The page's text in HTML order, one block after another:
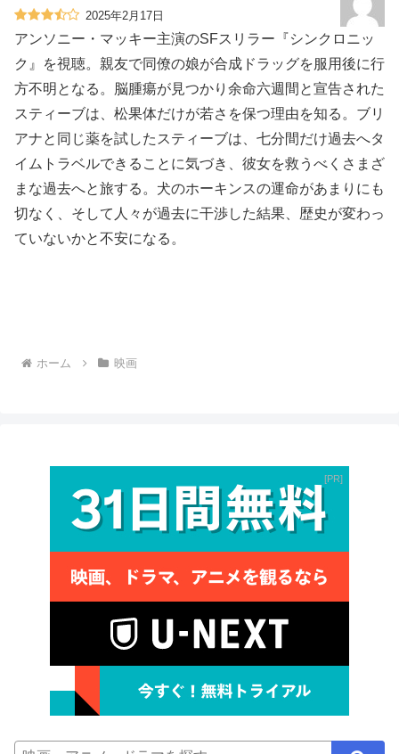
2025年2月17日
アンソニー・マッキー主演のSFスリラー『シンクロニッ
ク』を視聴。親友で同僚の娘が合成ドラッグを服用後に行
方不明となる。脳腫瘍が見つかり余命六週間と宣告された
スティーブは、松果体だけが若さを保つ理由を知る。ブリ
アナと同じ薬を試したスティーブは、七分間だけ過去へタ
イムトラベルできることに気づき、彼女を救うべくさまざ
まな過去へと旅する。犬のホーキンスの運命があまりにも
切なく、そして人々が過去に干渉した結果、歴史が変わっ
ていないかと不安になる。
ホーム 映画
PR